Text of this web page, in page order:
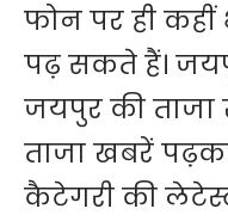
फोन पर ही
पढ़ सकते हैं।
जयपुर की ताजा
ताजा खबरें
कैटेगरी की